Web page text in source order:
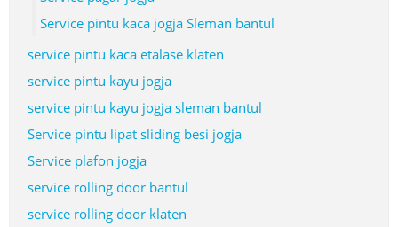
Service pintu kaca jogja Sleman bantul
service pintu kaca etalase klaten
service pintu kayu jogja
service pintu kayu jogja sleman bantul
Service pintu lipat sliding besi jogja
Service plafon jogja
service rolling door bantul
service rolling door klaten